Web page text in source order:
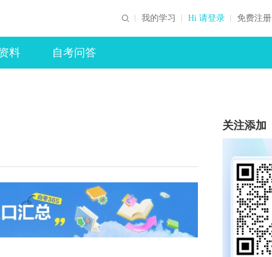
我的学习 Hi 请登录 免费注册
料 自考问答
关注添加